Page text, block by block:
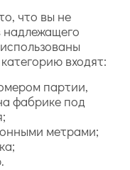
что вы не
надлежащего
входят:
партии,
фабрике под
метрами;